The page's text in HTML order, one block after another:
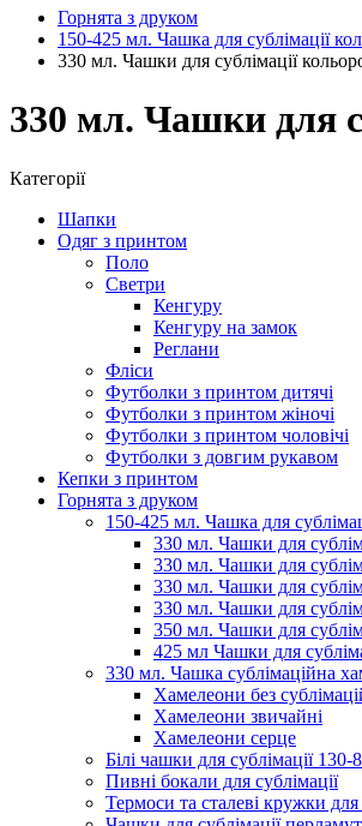
Горнята з друком
150-425 мл. Чашка для сублімації
330 мл. Чашки для сублімації
330 мл. Чашки для
Категорії
Шапки
Одяг з принтом
Поло
Светри
Кенгуру
Кенгуру на замок
Реглани
Фліси
Футболки з принтом дитячі
Футболки з принтом жіночі
Футболки з принтом чоловічі
Футболки з довгим рукавом
Кепки з принтом
Горнята з друком
150-425 мл. Чашка для
330 мл. Чашки для
330 мл. Чашки для
330 мл. Чашки для
330 мл. Чашки для
350 мл. Чашки для
425 мл Чашки для
330 мл. Чашка сублімаційна
Хамелеони без
Хамелеони звичайні
Хамелеони серце
Білі чашки для сублімації 130-
Пивні бокали для сублімації
Термоси та сталеві кружки для